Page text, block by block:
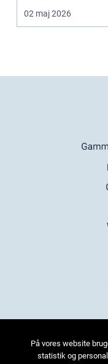
02 maj 2026
På vores website
statistik og